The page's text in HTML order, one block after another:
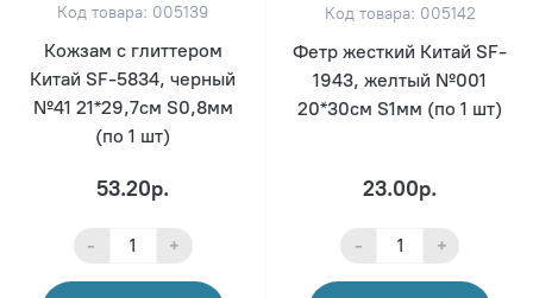
Код товара: 005139
Кожзам с глиттером
Китай SF-5834, черный
№41 21*29,7см S0,8мм
(по 1 шт)
53.20р.
- +
Код товара: 005142
Фетр жесткий Китай SF-
1943, желтый №001
20*30см S1мм (по 1 шт)
23.00р.
- +